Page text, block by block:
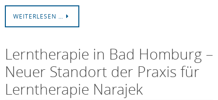
WEITERLESEN …
Lerntherapie in Bad Homburg –
Neuer Standort der Praxis für
Lerntherapie Narajek